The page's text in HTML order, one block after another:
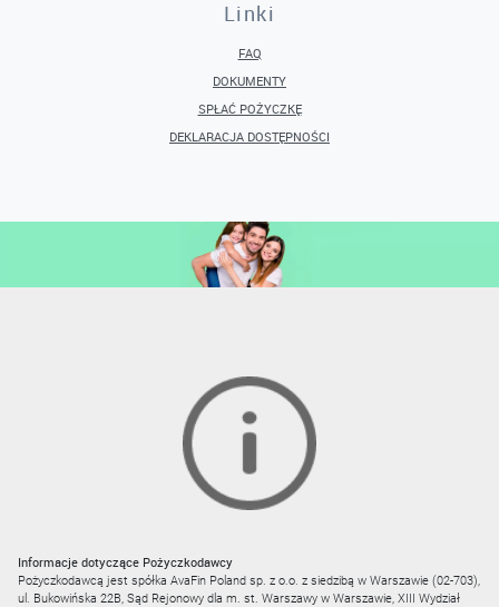
Informacje dotyczące Pożyczkodawcy
Pożyczkodawcą jest spółka AvaFin Poland sp. z o.o. z siedzibą w Warszawie (02-703),
ul. Bukowińska 22B, Sąd Rejonowy dla m. st. Warszawy w Warszawie, XIII Wydział
Linki
FAQ
DOKUMENTY
SPŁAĆ POŻYCZKĘ
DEKLARACJA DOSTĘPNOŚCI